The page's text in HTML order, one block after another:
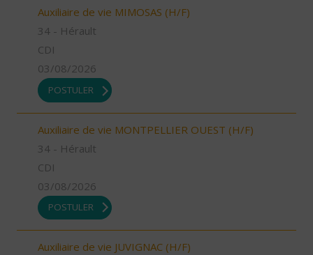
Auxiliaire de vie MIMOSAS (H/F)
34 - Hérault
CDI
03/08/2026
POSTULER
Auxiliaire de vie MONTPELLIER OUEST (H/F)
34 - Hérault
CDI
03/08/2026
POSTULER
Auxiliaire de vie JUVIGNAC (H/F)